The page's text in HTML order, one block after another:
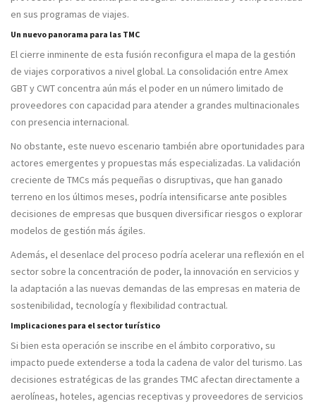
en sus programas de viajes.
Un nuevo panorama para las TMC
El cierre inminente de esta fusión reconfigura el mapa de la gestión
de viajes corporativos a nivel global. La consolidación entre Amex
GBT y CWT concentra aún más el poder en un número limitado de
proveedores con capacidad para atender a grandes multinacionales
con presencia internacional.
No obstante, este nuevo escenario también abre oportunidades para
actores emergentes y propuestas más especializadas. La validación
creciente de TMCs más pequeñas o disruptivas, que han ganado
terreno en los últimos meses, podría intensificarse ante posibles
decisiones de empresas que busquen diversificar riesgos o explorar
modelos de gestión más ágiles.
Además, el desenlace del proceso podría acelerar una reflexión en el
sector sobre la concentración de poder, la innovación en servicios y
la adaptación a las nuevas demandas de las empresas en materia de
sostenibilidad, tecnología y flexibilidad contractual.
Implicaciones para el sector turístico
Si bien esta operación se inscribe en el ámbito corporativo, su
impacto puede extenderse a toda la cadena de valor del turismo. Las
decisiones estratégicas de las grandes TMC afectan directamente a
aerolíneas, hoteles, agencias receptivas y proveedores de servicios